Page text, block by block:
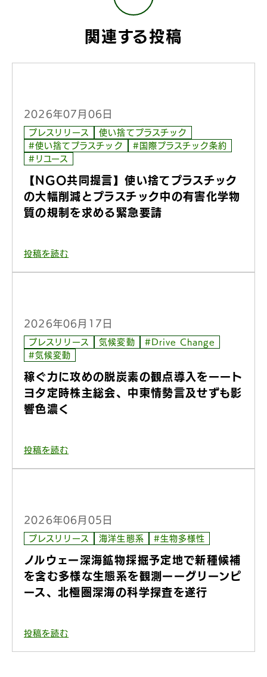
関連する投稿
2026年07月06日
プレスリリース
使い捨てプラスチック
#使い捨てプラスチック
#国際プラスチック条約
#リユース
【NGO共同提言】使い捨てプラスチック
の大幅削減とプラスチック中の有害化学物
質の規制を求める緊急要請
投稿を読む
2026年06月17日
プレスリリース 気候変動
#Drive Change
#気候変動
稼ぐ力に攻めの脱炭素の観点導入をーート
ヨタ定時株主総会、中東情勢言及せずも影
響色濃く
投稿を読む
2026年06月05日
プレスリリース 海洋生態系 #生物多様性
ノルウェー深海鉱物採掘予定地で新種候補
を含む多様な生態系を観測ーーグリーンピ
ース、北極圏深海の科学探査を遂行
投稿を読む